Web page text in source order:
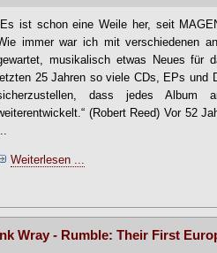
„Es ist schon eine Weile her, seit
immer war ich mit verschiedenen
musikalisch etwas Neues für
letzten 25 Jahren so viele CDs, EPs und
dass jedes
(Robert Reed) Vor 52
Weiterlesen ...
Wray - Rumble: Their First